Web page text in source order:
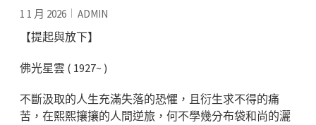
1 1 月 2026 ADMIN
【提起與放下】
佛光星雲 ( 1927~ )
不斷汲取的人生充滿失落的恐懼，且衍生求不得的痛
苦，在熙熙攘攘的人間逆旅，何不學幾分布袋和尚的灑